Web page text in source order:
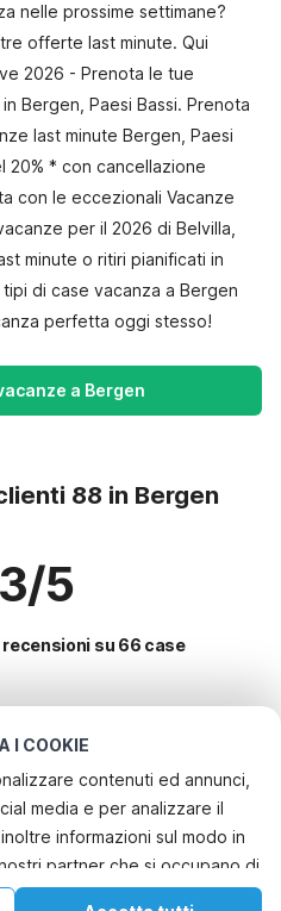
I COOKIE
contenuti ed annunci,
media e per analizzare il
informazioni sul modo in
partner che si occupano di
e social media, i quali
nelle prossime settimane?
offerte last minute. Qui
2026 - Prenota le tue
Bergen, Paesi Bassi. Prenota
last minute Bergen, Paesi
20% * con cancellazione
con le eccezionali Vacanze
per il 2026 di Belvilla,
minute o ritiri pianificati in
di case vacanza a Bergen
perfetta oggi stesso!
a Bergen
88 in Bergen
5
su 66 case
per le
in Bergen
servizi per le vacanze
pet friendly costa-olandese